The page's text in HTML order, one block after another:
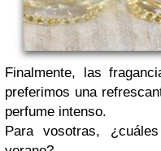
Finalmente, las
preferimos una
perfume intenso.
Para vosotras,